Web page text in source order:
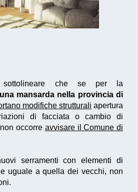
sottolineare che se per la
mansarda nella provincia di
modifiche strutturali apertura
di facciata o cambio di
occorre avvisare il Comune di
serramenti con elementi di
uguale a quella dei vecchi, non